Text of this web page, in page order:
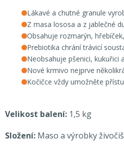
Lákavé a chutné granule
Z masa lososa a z jablečné
Obsahuje rozmarýn,
Prebiotika chrání trávicí
Neobsahuje pšenici, kukuřici
Nové krmivo nejprve
Kočičce vždy umožněte
Velikost balení: 1,5 kg
Složení: Maso a výrobky